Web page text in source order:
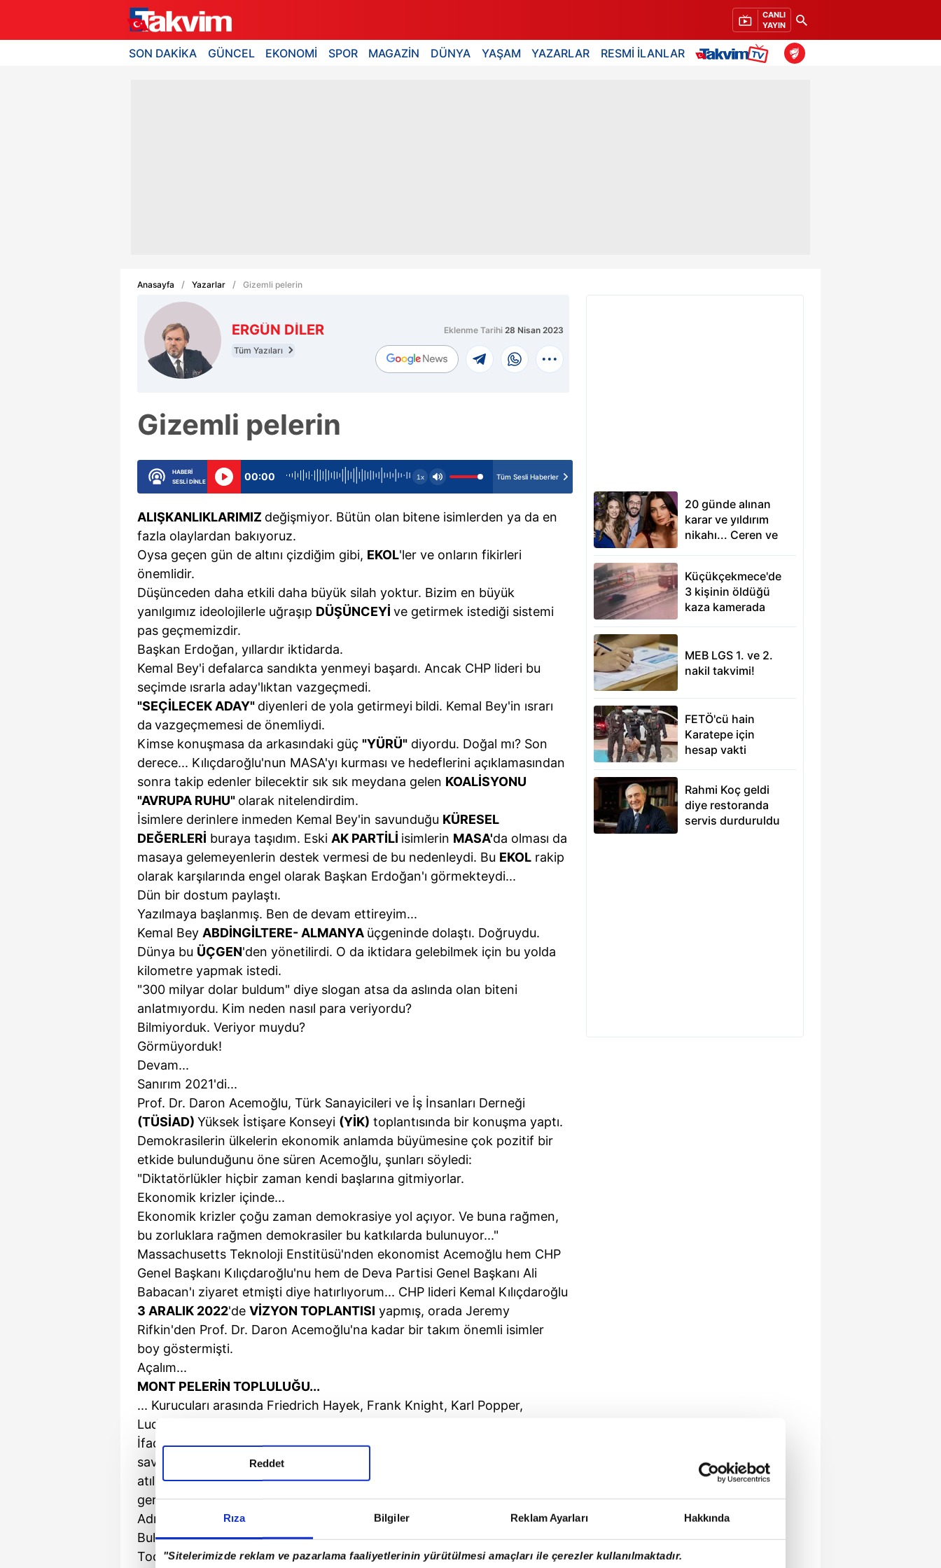
Rıza Bilgiler Reklam Ayarları Hakkında
"Sitelerimizde reklam ve pazarlama faaliyetlerinin yürütülmesi amaçları ile çerezler kullanılmaktadır.
Reddet
CANLI
YAYIN
SON DAKİKA GÜNCEL EKONOMİ SPOR MAGAZİN DÜNYA YAŞAM YAZARLAR RESMİ İLANLAR
Anasayfa Yazarlar Gizemli pelerin
ERGÜN DİLER
Tüm Yazıları
Gizemli pelerin
Eklenme Tarihi 28 Nisan 2023
HABERİ
SESLİ DİNLE
00:00 1x Tüm Sesli Haberler
ALIŞKANLIKLARIMIZ değişmiyor. Bütün olan bitene isimlerden ya da en
fazla olaylardan bakıyoruz.
Oysa geçen gün de altını çizdiğim gibi, EKOL'ler ve onların fikirleri
önemlidir.
Düşünceden daha etkili daha büyük silah yoktur. Bizim en büyük
yanılgımız ideolojilerle uğraşıp DÜŞÜNCEYİ ve getirmek istediği sistemi
pas geçmemizdir.
Başkan Erdoğan, yıllardır iktidarda.
Kemal Bey'i defalarca sandıkta yenmeyi başardı. Ancak CHP lideri bu
seçimde ısrarla aday'lıktan vazgeçmedi.
"SEÇİLECEK ADAY" diyenleri de yola getirmeyi bildi. Kemal Bey'in ısrarı
da vazgeçmemesi de önemliydi.
Kimse konuşmasa da arkasındaki güç "YÜRÜ" diyordu. Doğal mı? Son
derece... Kılıçdaroğlu'nun MASA'yı kurması ve hedeflerini açıklamasından
sonra takip edenler bilecektir sık sık meydana gelen KOALİSYONU
"AVRUPA RUHU" olarak nitelendirdim.
İsimlere derinlere inmeden Kemal Bey'in savunduğu KÜRESEL
DEĞERLERİ buraya taşıdım. Eski AK PARTİLİ isimlerin MASA'da olması da
masaya gelemeyenlerin destek vermesi de bu nedenleydi. Bu EKOL rakip
olarak karşılarında engel olarak Başkan Erdoğan'ı görmekteydi...
Dün bir dostum paylaştı.
Yazılmaya başlanmış. Ben de devam ettireyim...
Kemal Bey ABDİNGİLTERE- ALMANYA üçgeninde dolaştı. Doğruydu.
Dünya bu ÜÇGEN'den yönetilirdi. O da iktidara gelebilmek için bu yolda
kilometre yapmak istedi.
"300 milyar dolar buldum" diye slogan atsa da aslında olan biteni
anlatmıyordu. Kim neden nasıl para veriyordu?
Bilmiyorduk. Veriyor muydu?
Görmüyorduk!
Devam...
Sanırım 2021'di...
Prof. Dr. Daron Acemoğlu, Türk Sanayicileri ve İş İnsanları Derneği
(TÜSİAD) Yüksek İstişare Konseyi (YİK) toplantısında bir konuşma yaptı.
Demokrasilerin ülkelerin ekonomik anlamda büyümesine çok pozitif bir
etkide bulunduğunu öne süren Acemoğlu, şunları söyledi:
"Diktatörlükler hiçbir zaman kendi başlarına gitmiyorlar.
Ekonomik krizler içinde...
Ekonomik krizler çoğu zaman demokrasiye yol açıyor. Ve buna rağmen,
bu zorluklara rağmen demokrasiler bu katkılarda bulunuyor..."
Massachusetts Teknoloji Enstitüsü'nden ekonomist Acemoğlu hem CHP
Genel Başkanı Kılıçdaroğlu'nu hem de Deva Partisi Genel Başkanı Ali
Babacan'ı ziyaret etmişti diye hatırlıyorum... CHP lideri Kemal Kılıçdaroğlu
3 ARALIK 2022'de VİZYON TOPLANTISI yapmış, orada Jeremy
Rifkin'den Prof. Dr. Daron Acemoğlu'na kadar bir takım önemli isimler
boy göstermişti.
Açalım...
MONT PELERİN TOPLULUĞU...
... Kurucuları arasında Friedrich Hayek, Frank Knight, Karl Popper,
Ludwig von Mises, George Stigler ve Milton Friedman yer almaktadır.
İfade özgürlüğünü, serbest piyasa ekonomisini ve açık bir toplumu
savunur. Mont Pelerin'in temeli, 1947'de Friedrich Von Hayek tarafından
atıldı. Uluslararası Ticaret Örgütü'nün çalışmaları kapsamında
gerçekleştirilen buluşma sonrası ortaya çıktı.
Adını da zirvenin gerçekleştiği İsviçre'nin Mont Pelerin köyünden aldı.
Buluşmada buradaki Hotel du Parc'ta gerçekleşti. Başlangıçta, Acton-
Tocqueville Topluluğu olarak adlandırılacaktı. Ancak Frank Knight, gruba
20 günde alınan
karar ve yıldırım
nikahı... Ceren ve
16 yıl sonra gelen
itiraf
Küçükçekmece'de
3 kişinin öldüğü
kaza kamerada
MEB LGS 1. ve 2.
nakil takvimi!
FETÖ'cü hain
Karatepe için
hesap vakti
Rahmi Koç geldi
diye restoranda
servis durduruldu